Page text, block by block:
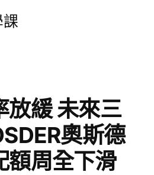
課
放緩 未來三
奧斯德
額周全下滑